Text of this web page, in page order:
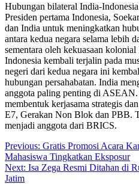
Hubungan bilateral India-
Presiden pertama Indonesia,
dan India untuk meningkatkan
antara kedua negara selama lebih
sementara oleh kekuasaan
Indonesia kembali terjalin pada
negeri dari kedua negara ini
hubungan persahabatan. India
anggota paling penting di
membentuk kerjasama strategis
E7, Gerakan Non Blok dan PBB.
menjadi anggota dari BRICS.
Post
navigation
Previous: Gratis Promosi Acara
Mahasiswa Tingkatkan Eksposur
Next: Isa Zega Resmi Ditahan di
Jatim